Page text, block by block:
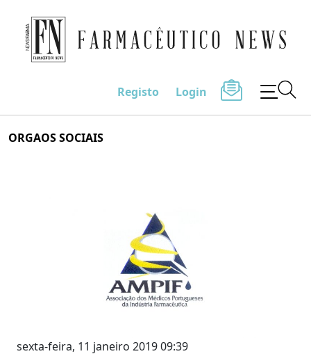
to
Farmacêutico News
Registo Login
ORGAOS SOCIAIS
sexta-feira, 11 janeiro 2019 09:39